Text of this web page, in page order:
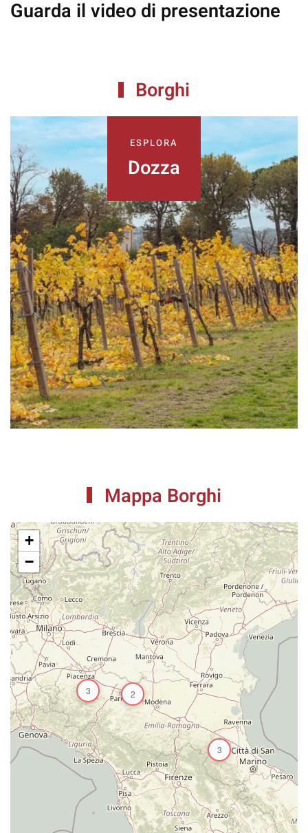
Guarda il video di presentazione
Borghi
ESPLORA
Dozza
Mappa Borghi
3
2
3
+
−